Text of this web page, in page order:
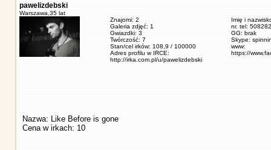
pawelizdebski
Warszawa, 35 lat
Znajomi: 2
Galeria zdjęć: 1
Gwiazdki: 3
Twórczość: 7
Stan/cel irków: 108,9 / 100000
Adres profilu w IRCE:
http://irka.com.pl/u/pawelizdebski
Imię i
nr. tel:
GG: brak
Skype:
www:
https://
Nazwa: Like Before is gone
Cena w irkach: 10